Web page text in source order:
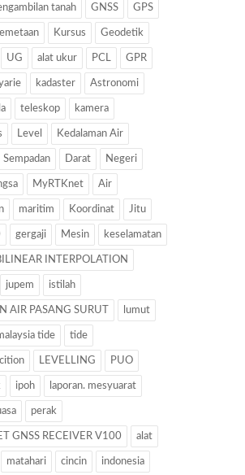
tanah GNSS GPS
Kursus Geodetik
UG alat ukur PCL GPR
kadaster Astronomi
teleskop kamera
Level Kedalaman Air
Sempadan Darat Negeri
MyRTKnet Air
maritim Koordinat Jitu
gergaji Mesin keselamatan
INTERPOLATION
jupem istilah
AIR PASANG SURUT lumut
tide tide
LEVELLING PUO
ipoh laporan. mesyuarat
perak
GNSS RECEIVER V100 alat
matahari cincin indonesia